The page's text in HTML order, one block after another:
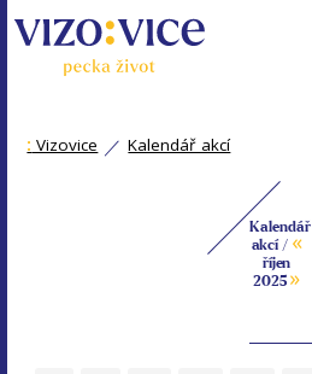
: Vizovice Kalendář akcí
Kalendář
akcí / «
říjen
2025»